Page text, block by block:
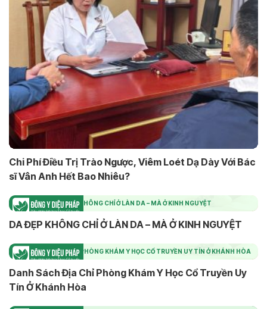
Chi Phí Điều Trị Trào Ngược, Viêm Loét Dạ Dày Với Bác
sĩ Vân Anh Hết Bao Nhiêu?
DA ĐẸP KHÔNG CHỈ Ở LÀN DA – MÀ Ở KINH NGUYỆT
DA ĐẸP KHÔNG CHỈ Ở LÀN DA – MÀ Ở KINH NGUYỆT
DANH SÁCH ĐỊA CHỈ PHÒNG KHÁM Y HỌC CỔ TRUYỀN UY TÍN Ở KHÁNH HÒA
Danh Sách Địa Chỉ Phòng Khám Y Học Cổ Truyền Uy
Tín Ở Khánh Hòa